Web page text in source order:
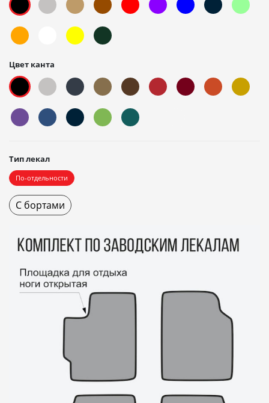
Цвет канта
Тип лекал
По-отдельности
С бортами